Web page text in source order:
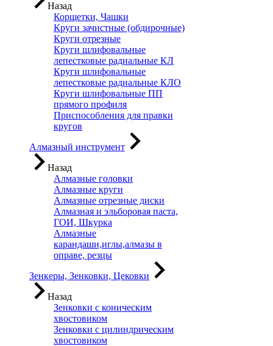
Назад
Корщетки, Чашки
Круги зачистные (обдирочные)
Круги отрезные
Круги шлифовальные
лепестковые радиальные КЛ
Круги шлифовальные
лепестковые радиальные КЛО
Круги шлифовальные ПП
прямого профиля
Приспособления для правки
кругов
Алмазный инструмент
Назад
Алмазные головки
Алмазные круги
Алмазные отрезные диски
Алмазная и эльборовая паста,
ГОИ, Шкурка
Алмазные
карандаши,иглы,алмазы в
оправе, резцы
Зенкеры, Зенковки, Цековки
Назад
Зенковки с коническим
хвостовиком
Зенковки с цилиндрическим
хвостовиком